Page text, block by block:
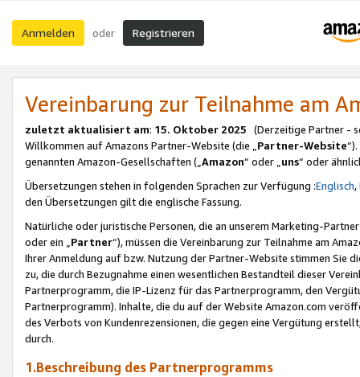
Anmelden oder Registrieren
Vereinbarung zur Teilnahme am
zuletzt aktualisiert am: 15. Oktober 2025 (Derzeitige Partner -
Willkommen auf Amazons Partner-Website (die „Partner-Website
genannten Amazon-Gesellschaften („Amazon“ oder „uns“ oder
Übersetzungen stehen in folgenden Sprachen zur Verfügung :Englisch,
den Übersetzungen gilt die englische Fassung.
Natürliche oder juristische Personen, die an unserem Marketing-
oder ein „Partner“), müssen die Vereinbarung zur Teilnahme am
Ihrer Anmeldung auf bzw. Nutzung der Partner-Website stimmen Sie
zu, die durch Bezugnahme einen wesentlichen Bestandteil dieser
Partnerprogramm, die IP-Lizenz für das Partnerprogramm, den
Partnerprogramm). Inhalte, die du auf der Website Amazon.com
des Verbots von Kundenrezensionen, die gegen eine Vergütung
durch.
1.Beschreibung des Partnerprogramms